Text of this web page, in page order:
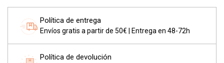
Política de entrega
Envíos gratis a partir de 50€ | Entrega en 48-72h
Política de devolución